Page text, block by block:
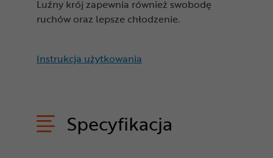
Luźny krój zapewnia również swobodę
ruchów oraz lepsze chłodzenie.
Instrukcja użytkowania
Specyfikacja